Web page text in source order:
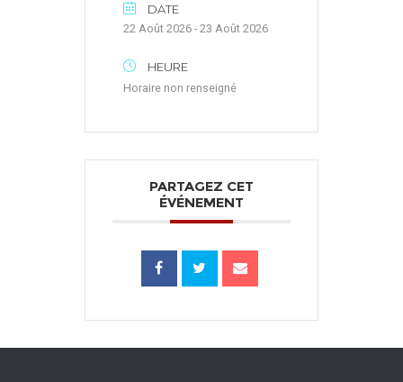
DATE
22 Août 2026 - 23 Août 2026
HEURE
Horaire non renseigné
PARTAGEZ CET
ÉVÉNEMENT